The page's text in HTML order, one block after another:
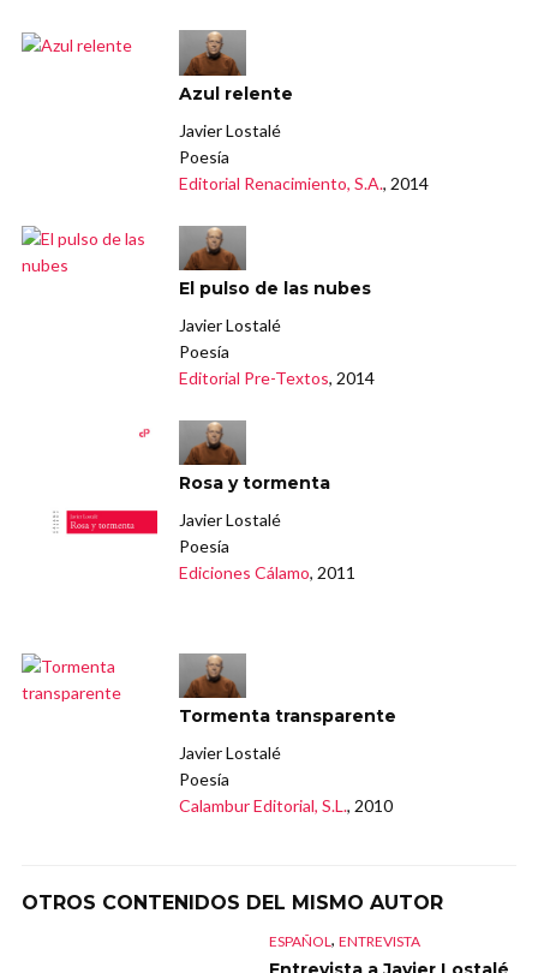
Azul relente
Javier Lostalé
Poesía
Editorial Renacimiento, S.A., 2014
El pulso de las nubes
Javier Lostalé
Poesía
Editorial Pre-Textos, 2014
Rosa y tormenta
Javier Lostalé
Poesía
Ediciones Cálamo, 2011
Tormenta transparente
Javier Lostalé
Poesía
Calambur Editorial, S.L., 2010
OTROS CONTENIDOS DEL MISMO AUTOR
ESPAÑOL , ENTREVISTA